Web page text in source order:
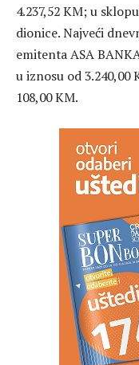
4.237,52 KM; u
dionice. Najveći
emitenta ASA
u iznosu od
108,00 KM.